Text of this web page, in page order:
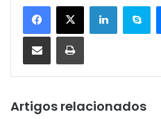
Artigos relacionados